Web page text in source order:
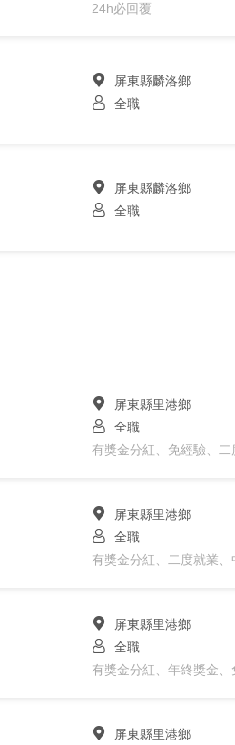
24h必回覆
屏東縣麟洛鄉
全職
屏東縣麟洛鄉
全職
屏東縣里港鄉
全職
屏東縣里港鄉
全職
屏東縣里港鄉
全職
屏東縣里港鄉